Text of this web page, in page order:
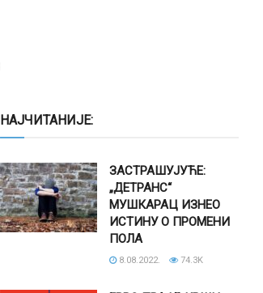
НАЈЧИТАНИЈЕ:
ЗАСТРАШУЈУЋЕ:
„ДЕТРАНС“
МУШКАРАЦ ИЗНЕО
ИСТИНУ О ПРОМЕНИ
ПОЛА
8.08.2022. 74.3K